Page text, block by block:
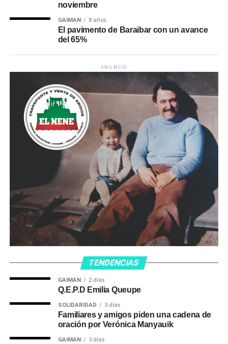
noviembre
GAIMAN 8 años
El pavimento de Baraibar con un avance
del 65%
ANUNCIO
TENDENCIAS
GAIMAN 2 días
Q.E.P.D Emilia Queupe
SOLIDARIDAD 3 días
Familiares y amigos piden una cadena de
oración por Verónica Manyauik
GAIMAN 3 días